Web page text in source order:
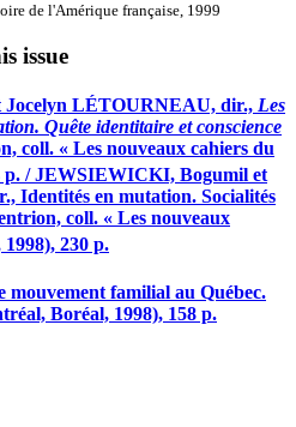
de l'Amérique française, 1999
issue
LÉTOURNEAU, dir., Les
Quête identitaire et conscience
coll. « Les nouveaux cahiers du
p. / JEWSIEWICKI, Bogumil et
Identités en mutation. Socialités
coll. « Les nouveaux
1998), 230 p.
familial au Québec.
Boréal, 1998), 158 p.